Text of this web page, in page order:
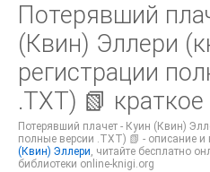
Потерявший
(Квин) Эллери
регистрации
.TXT) 📗
Потерявший плачет - Куин (Квин)
полные версии .TXT) 📗 - описание и
(Квин) Эллери, читайте бесплатно
библиотеки online-knigi.org